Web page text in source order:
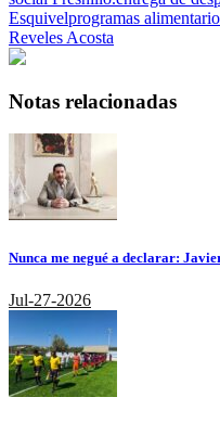
Esquivelprogramas
Reveles Acosta
Notas relacionadas
Nunca me negué a declarar:
Jul-27-2026